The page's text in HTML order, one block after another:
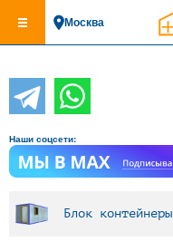
основному
Москва
Наши соцсети:
Блок контейнеры